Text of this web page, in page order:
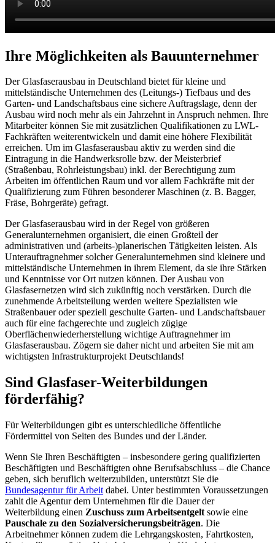
Ihre Möglichkeiten als Bauunternehmer
Der Glasfaserausbau in Deutschland bietet für kleine und
mittelständische Unternehmen des (Leitungs-) Tiefbaus und des
Garten- und Landschaftsbaus eine sichere Auftragslage, denn der
Ausbau wird noch mehr als ein Jahrzehnt in Anspruch nehmen. Ihre
Mitarbeiter können Sie mit zusätzlichen Qualifikationen zu LWL-
Fachkräften weiterentwickeln und damit eine höhere Flexibilität
erreichen. Um im Glasfaserausbau aktiv zu werden sind die
Eintragung in die Handwerksrolle bzw. der Meisterbrief
(Straßenbau, Rohrleistungsbau) inkl. der Berechtigung zum
Arbeiten im öffentlichen Raum und vor allem Fachkräfte mit der
Qualifizierung zum Führen besonderer Maschinen (z. B. Bagger,
Fräse, Bohrgeräte) gefragt.
Der Glasfaserausbau wird in der Regel von größeren
Generalunternehmen organisiert, die einen Großteil der
administrativen und (arbeits-)planerischen Tätigkeiten leisten. Als
Unterauftragnehmer solcher Generalunternehmen sind kleinere und
mittelständische Unternehmen in ihrem Element, da sie ihre Stärken
und Kenntnisse vor Ort nutzen können. Der Ausbau von
Glasfasernetzen wird sich zukünftig noch verstärken. Durch die
zunehmende Arbeitsteilung werden weitere Spezialisten wie
Straßenbauer oder speziell geschulte Garten- und Landschaftsbauer
auch für eine fachgerechte und zugleich zügige
Oberflächenwiederherstellung wichtige Auftragnehmer im
Glasfaserausbau. Zögern sie daher nicht und arbeiten Sie mit am
wichtigsten Infrastrukturprojekt Deutschlands!
Sind Glasfaser-Weiterbildungen
förderfähig?
Für Weiterbildungen gibt es unterschiedliche öffentliche
Fördermittel von Seiten des Bundes und der Länder.
Wenn Sie Ihren Beschäftigten – insbesondere gering qualifizierten
Beschäftigten und Beschäftigten ohne Berufsabschluss – die Chance
geben, sich beruflich weiterzubilden, unterstützt Sie die
Bundesagentur für Arbeit dabei. Unter bestimmten Voraussetzungen
zahlt die Agentur dem Unternehmen für die Dauer der
Weiterbildung einen Zuschuss zum Arbeitsentgelt sowie eine
Pauschale zu den Sozialversicherungsbeiträgen. Die
Arbeitnehmer können zudem die Lehrgangskosten, Fahrtkosten,